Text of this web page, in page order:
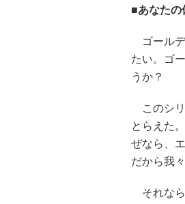
■あなたの
ゴールデ
たい。ゴ
うか？
このシ
とらえた
ぜなら、
だから我
それなら